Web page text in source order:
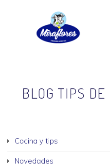
BLOG TIPS
Cocina y tips
Novedades